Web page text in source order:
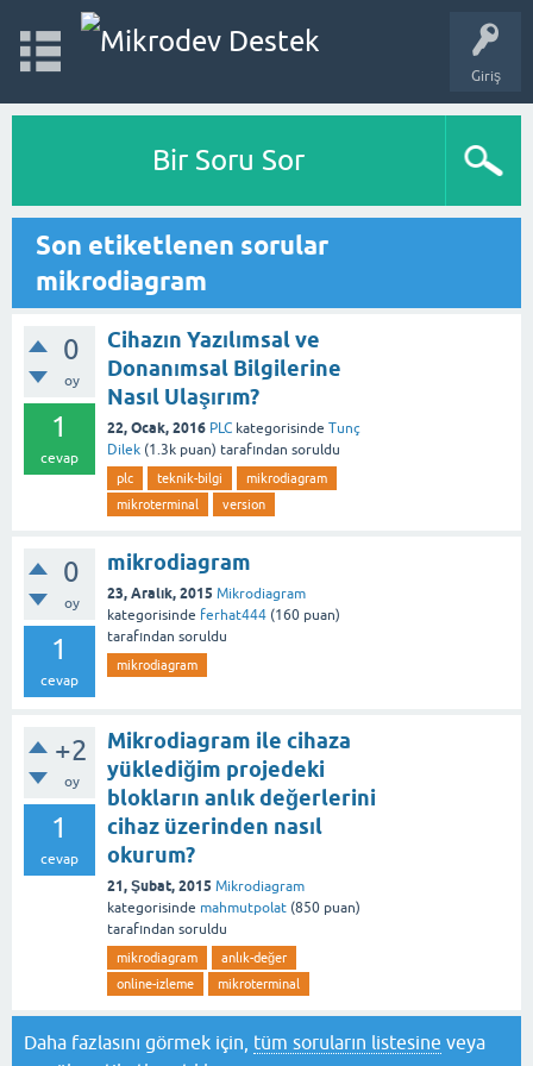
Giriş
Bir Soru Sor
Son etiketlenen sorular
mikrodiagram
0
oy
1
cevap
Cihazın Yazılımsal ve
Donanımsal Bilgilerine
Nasıl Ulaşırım?
22, Ocak, 2016 PLC kategorisinde Tunç
Dilek (1.3k puan) tarafından soruldu
plc teknik-bilgi
mikrodiagram
mikroterminal
version
0
oy
1
cevap
mikrodiagram
23, Aralık, 2015 Mikrodiagram
kategorisinde ferhat444 (160 puan)
tarafından soruldu
mikrodiagram
+2
oy
1
cevap
Mikrodiagram ile cihaza
yüklediğim projedeki
blokların anlık değerlerini
cihaz üzerinden nasıl
okurum?
21, Şubat, 2015 Mikrodiagram
kategorisinde mahmutpolat (850 puan)
tarafından soruldu
mikrodiagram
anlık-değer
online-izleme
mikroterminal
Daha fazlasını görmek için, tüm soruların listesine veya